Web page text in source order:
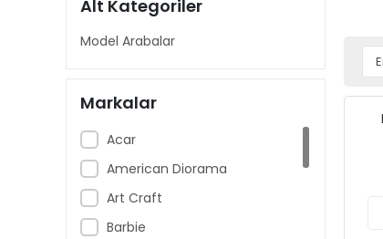
Alt Kategoriler
Model Arabalar
Markalar
Acar
American Diorama
Art Craft
Barbie